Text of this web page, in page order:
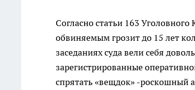
Согласно статьи 163
обвиняемым грозит до 15 лет
заседаниях суда вели себя
зарегистрированные
спрятать «вещдок» -роскошный